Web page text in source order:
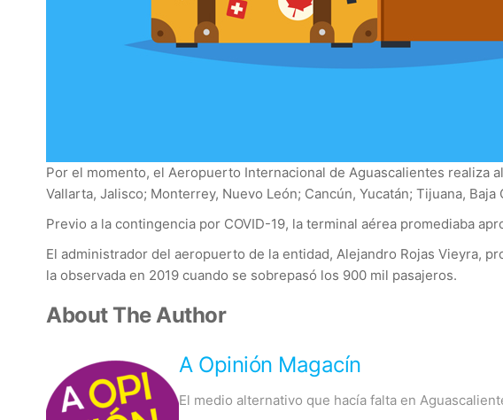
Por el momento, el Aeropuerto Internacional de Aguascalientes realiza
Vallarta, Jalisco; Monterrey, Nuevo León; Cancún, Yucatán; Tijuana,
Previo a la contingencia por COVID-19, la terminal aérea promediaba
El administrador del aeropuerto de la entidad, Alejandro Rojas Vieyra,
la observada en 2019 cuando se sobrepasó los 900 mil pasajeros.
About The Author
A Opinión Magacín
El medio alternativo que hacía falta en